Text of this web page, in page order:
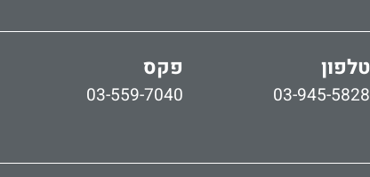
טלפון
03-945-5828
פקס
03-559-7040